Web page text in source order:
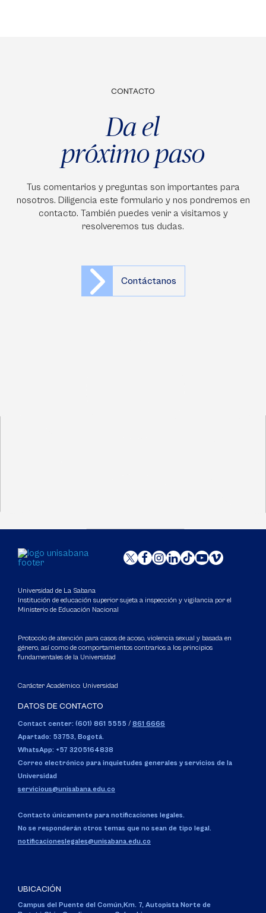
CONTACTO
Da el
próximo paso
Tus comentarios y preguntas son importantes para
nosotros. Diligencia este formulario y nos pondremos en
contacto. También puedes venir a visitarnos y
resolveremos tus dudas.
Contáctanos
Universidad de La Sabana
Institución de educación superior sujeta a inspección y vigilancia por el
Ministerio de Educación Nacional
Protocolo de atención para casos de acoso, violencia sexual y basada en
género, así como de comportamientos contrarios a los principios
fundamentales de la Universidad
Carácter Académico: Universidad
DATOS DE CONTACTO
Contact center: (601) 861 5555 / 861 6666
Apartado: 53753, Bogotá.
WhatsApp: +57 3205164838
Correo electrónico para inquietudes generales y servicios de la
Universidad
servicious@unisabana.edu.co
Contacto únicamente para notificaciones legales.
No se responderán otros temas que no sean de tipo legal.
notificacioneslegales@unisabana.edu.co
UBICACIÓN
Campus del Puente del Común,Km. 7, Autopista Norte de